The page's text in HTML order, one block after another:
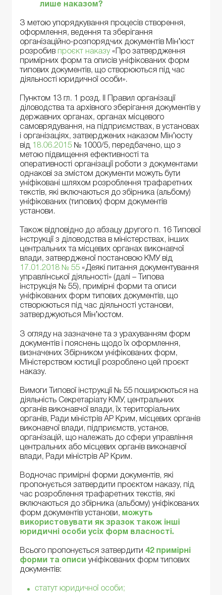
лише наказом?
З метою упорядкування процесів створення,
оформлення, ведення та зберігання
організаційно-розпорядчих документів Мін’юст
розробив проєкт наказу«Про затвердження
примірних форм та описів уніфікованих форм
типових документів, що створюються під час
діяльності юридичної особи».
Пунктом 13 гл. 1 розд. ІІ Правил організації
діловодства та архівного зберігання документів у
державних органах, органах місцевого
самоврядування, на підприємствах, в установах
і організаціях, затверджених наказом Мін’юсту
від
18.06.2015 № 1000/5, передбачено, що з
метою підвищення ефективності та
оперативності організації роботи з документами
однакові за змістом документи можуть бути
уніфіковані шляхом розроблення трафаретних
текстів, які включаються до збірника (альбому)
уніфікованих (типових) форм документів
установи.
Також відповідно до абзацу другого п. 16 Типової
інструкції з діловодства в міністерствах, інших
центральних та місцевих органах виконавчої
влади, затвердженої постановою КМУ від
17.01.2018 № 55 «Деякі питання документування
управлінської діяльності» (далі – Типова
інструкція № 55), примірні форми та описи
уніфікованих форм типових документів, що
створюються під час діяльності установи,
затверджуються Мін’юстом.
З огляду на зазначене та з урахуванням форм
документів і пояснень щодо їх оформлення,
визначених Збірником уніфікованих форм,
Міністерством юстиції розроблено цей проєкт
наказу.
Вимоги Типової інструкції № 55 поширюються на
діяльність Секретаріату КМУ, центральних
органів виконавчої влади, їх територіальних
органів, Ради міністрів АР Крим, місцевих органів
виконавчої влади, підприємств, установ,
організацій, що належать до сфери управління
центральних або місцевих органів виконавчої
влади, Ради міністрів АР Крим.
Водночас примірні форми документів, які
пропонується затвердити проєктом наказу, під
час розроблення трафаретних текстів, які
включаються до збірника (альбому) уніфікованих
форм документів установи, можуть
використовувати як зразок також інші
юридичні особи усіх форм власності.
Всього пропонується затвердити 42 примірні
форми та описи уніфікованих форм типових
документів:
статут юридичної особи;